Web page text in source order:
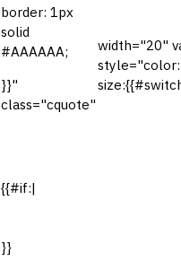
border: 1px
solid
#AAAAAA;
}}"
class="cquote"
width="20"
{{#if:|
}}